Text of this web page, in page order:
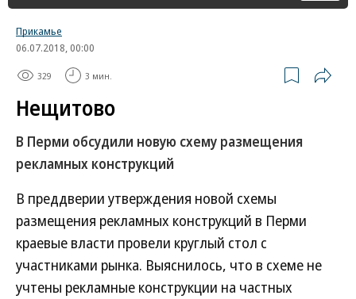
Прикамье
06.07.2018, 00:00
329 3 мин.
Нещитово
В Перми обсудили новую схему размещения
рекламных конструкций
В преддверии утверждения новой схемы
размещения рекламных конструкций в Перми
краевые власти провели круглый стол с
участниками рынка. Выяснилось, что в схеме не
учтены рекламные конструкции на частных